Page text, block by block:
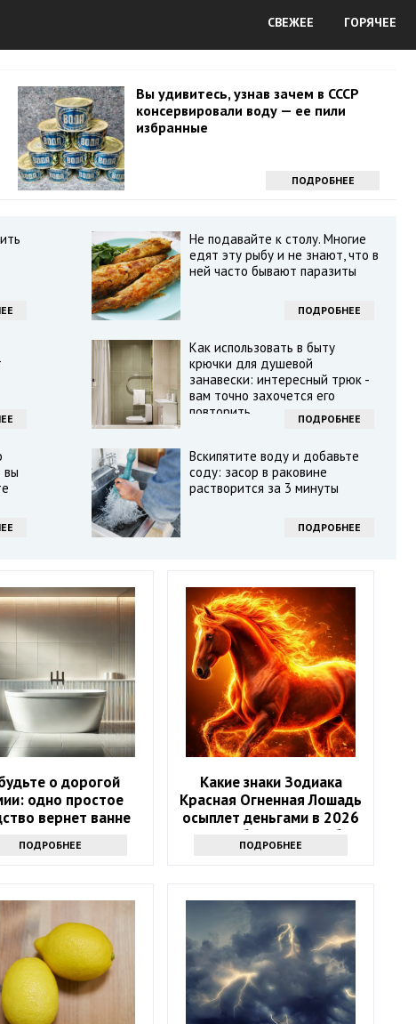
СВЕЖЕЕ ГОРЯЧЕЕ
Вы удивитесь, узнав зачем в СССР
консервировали воду — ее пили
избранные
ПОДРОБНЕЕ
Не подавайте к столу. Многие
едят эту рыбу и не знают, что в
ней часто бывают паразиты
ПОДРОБНЕЕ
Как использовать в быту
крючки для душевой
занавески: интересный трюк -
вам точно захочется его
повторить
ПОДРОБНЕЕ
вы
Вскипятите воду и добавьте
соду: засор в раковине
растворится за 3 минуты
ПОДРОБНЕЕ
о дорогой
одно простое
вернет ванне
за 10 минут
ПОДРОБНЕЕ
Какие знаки Зодиака
Красная Огненная Лошадь
осыплет деньгами в 2026
году: 4 баловня Судьбы
ПОДРОБНЕЕ